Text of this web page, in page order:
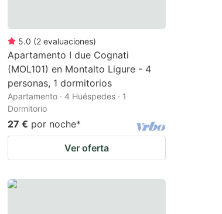
5.0 (2 evaluaciones)
Apartamento I due Cognati
(MOL101) en Montalto Ligure - 4
personas, 1 dormitorios
Apartamento · 4 Huéspedes · 1
Dormitorio
27 € por noche*
Ver oferta